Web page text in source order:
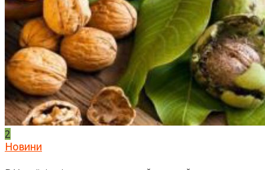
2
Новини